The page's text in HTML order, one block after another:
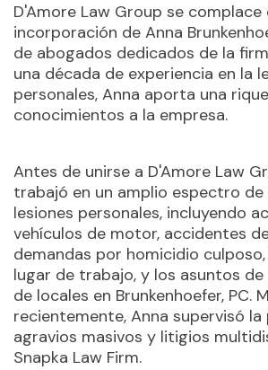
D'Amore Law Group se complace
incorporación de Anna
de abogados dedicados de la
una década de experiencia en la
personales, Anna aporta una
conocimientos a la empresa.
Antes de unirse a D'Amore Law
trabajó en un amplio espectro de
lesiones personales, incluyendo
vehículos de motor, accidentes
demandas por homicidio
lugar de trabajo, y los asuntos
de locales en Brunkenhoefer, PC.
recientemente, Anna supervisó
agravios masivos y litigios
Snapka Law Firm.